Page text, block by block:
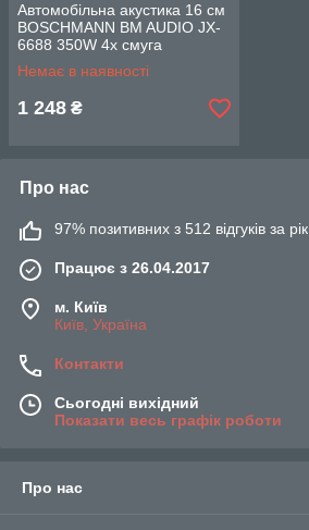
Автомобільна акустика 16 см
BOSCHMANN BM AUDIO JX-
6688 350W 4х смуга
Немає в наявності
1 248 ₴
Про нас
97% позитивних з 512 відгуків за рік
Працює з 26.04.2017
м. Київ
Київ, Україна
Контакти
Сьогодні вихідний
Показати весь графік роботи
Про нас